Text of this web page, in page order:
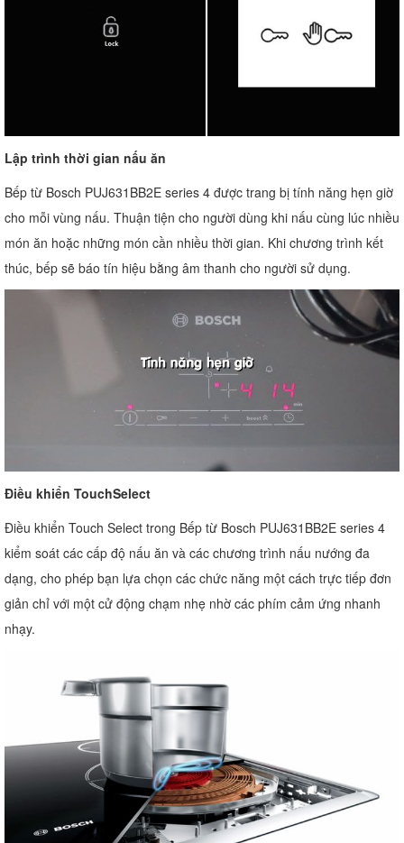
Lập trình thời gian nấu ăn
Bếp từ Bosch PUJ631BB2E series 4 được trang bị tính năng hẹn giờ
cho mỗi vùng nấu. Thuận tiện cho người dùng khi nấu cùng lúc nhiều
món ăn hoặc những món cần nhiều thời gian. Khi chương trình kết
thúc, bếp sẽ báo tín hiệu bằng âm thanh cho người sử dụng.
Điều khiển TouchSelect
Điều khiển Touch Select trong Bếp từ Bosch PUJ631BB2E series 4
kiểm soát các cấp độ nấu ăn và các chương trình nấu nướng đa
dạng, cho phép bạn lựa chọn các chức năng một cách trực tiếp đơn
giản chỉ với một cử động chạm nhẹ nhờ các phím cảm ứng nhanh
nhạy.